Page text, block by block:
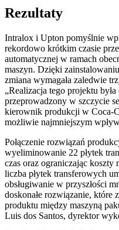
Rezultaty
Intralox i Upton pomyślnie
rekordowo krótkim czasie
automatycznej w ramach
maszyn. Dzięki
zmiana wymagała zaledwie
„Realizacja tego projektu
przeprowadzony w szczycie
kierownik produkcji w Coca-
możliwie najmniejszym
Połączenie rozwiązań
wyeliminowanie 22 płytek
czas oraz ograniczając koszty
liczba płytek transferowych
obsługiwanie w przyszłości
doskonałe rozwiązanie, które
produktu między maszyną
Luis dos Santos, dyrektor